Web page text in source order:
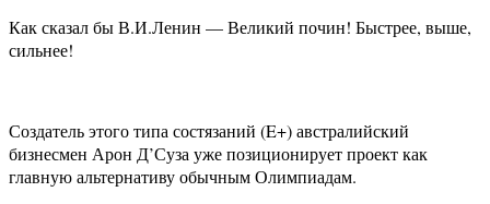
Как сказал бы В.И.Ленин — Великий почин! Быстрее, выше,
сильнее!
Создатель этого типа состязаний (E+) австралийский
бизнесмен Арон Д’Суза уже позиционирует проект как
главную альтернативу обычным Олимпиадам.